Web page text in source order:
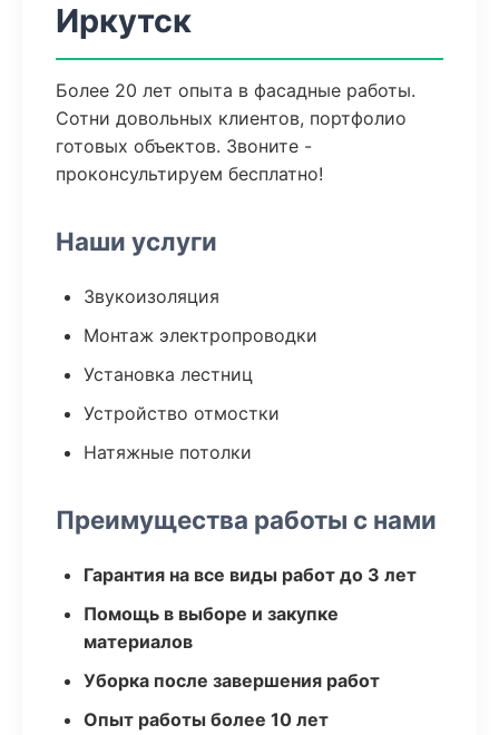
Иркутск
Более 20 лет опыта в фасадные работы.
Сотни довольных клиентов, портфолио
готовых объектов. Звоните -
проконсультируем бесплатно!
Наши услуги
Звукоизоляция
Монтаж электропроводки
Установка лестниц
Устройство отмостки
Натяжные потолки
Преимущества работы с нами
Гарантия на все виды работ до 3 лет
Помощь в выборе и закупке
материалов
Уборка после завершения работ
Опыт работы более 10 лет